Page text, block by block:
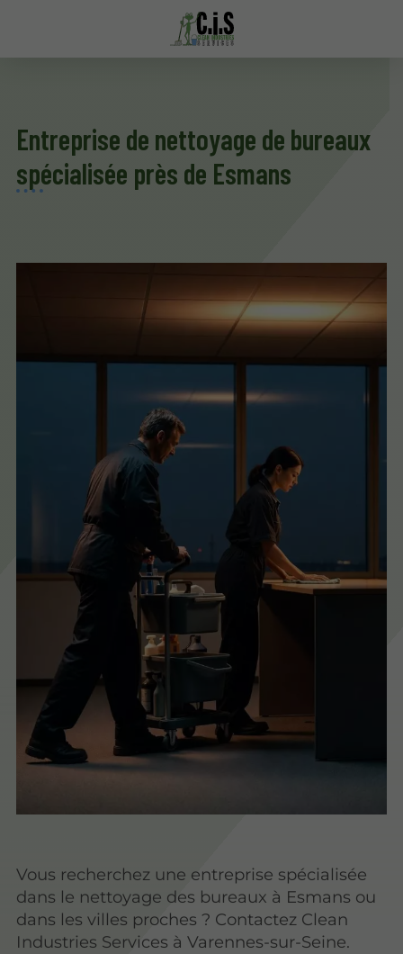
Entreprise de nettoyage de bureaux
spécialisée près de Esmans
Vous recherchez une entreprise spécialisée
dans le nettoyage des bureaux à Esmans ou
dans les villes proches ? Contactez Clean
Industries Services à Varennes-sur-Seine.